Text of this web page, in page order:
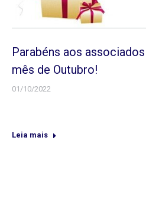
Parabéns aos
mês de Outubro!
01/10/2022
Leia mais